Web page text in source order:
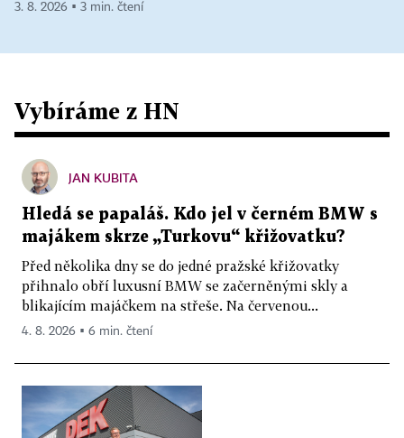
3. 8. 2026 ▪ 3 min. čtení
Vybíráme z HN
JAN KUBITA
Hledá se papaláš. Kdo jel v černém BMW s
majákem skrze „Turkovu“ křižovatku?
Před několika dny se do jedné pražské křižovatky
přihnalo obří luxusní BMW se začerněnými skly a
blikajícím majáčkem na střeše. Na červenou...
4. 8. 2026 ▪ 6 min. čtení